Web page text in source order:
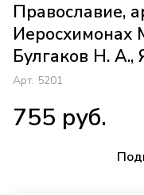
Православие,
Иеросхимонах
Булгаков Н.
Арт. 5201
755 руб.